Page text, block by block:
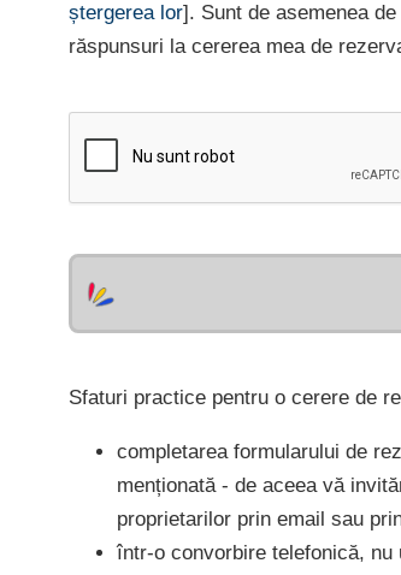
ștergerea lor]. Sunt de asemenea
răspunsuri la cererea mea de
Sfaturi practice pentru o cerere de
completarea formularului de
menționată - de aceea vă
proprietarilor prin email sau
într-o convorbire telefonică, nu